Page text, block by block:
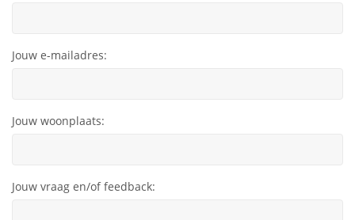
Jouw e-mailadres:
Jouw woonplaats:
Jouw vraag en/of feedback: